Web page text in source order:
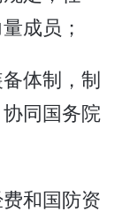
成员；
体制，制
同国务院
和国防资